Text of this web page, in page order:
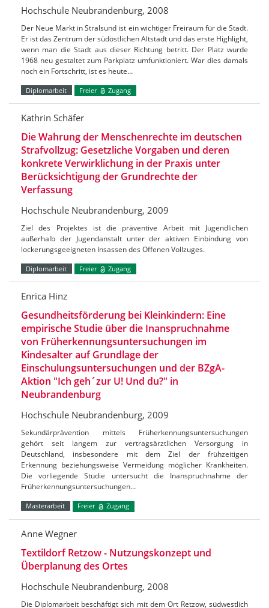
Hochschule Neubrandenburg, 2008
Der Neue Markt in Stralsund ist ein wichtiger Freiraum für die Stadt.
Er ist das Zentrum der südöstlichen Altstadt und das erste Highlight,
wenn man die Stadt aus dieser Richtung betritt. Der Platz wurde
1968 neu gestaltet zum Parkplatz umfunktioniert. War dies damals
noch ein Fortschritt, ist es heute…
Diplomarbeit Freier Zugang
Kathrin Schäfer
Die Wahrung der Menschenrechte im deutschen
Strafvollzug: Gesetzliche Vorgaben und deren
konkrete Verwirklichung in der Praxis unter
Berücksichtigung der Grundrechte der
Verfassung
Hochschule Neubrandenburg, 2009
Ziel des Projektes ist die präventive Arbeit mit Jugendlichen
außerhalb der Jugendanstalt unter der aktiven Einbindung von
lockerungsgeeigneten Insassen des Offenen Vollzuges.
Diplomarbeit Freier Zugang
Enrica Hinz
Gesundheitsförderung bei Kleinkindern: Eine
empirische Studie über die Inanspruchnahme
von Früherkennungsuntersuchungen im
Kindesalter auf Grundlage der
Einschulungsuntersuchungen und der BZgA-
Aktion "Ich geh´zur U! Und du?" in
Neubrandenburg
Hochschule Neubrandenburg, 2009
Sekundärprävention mittels Früherkennungsuntersuchungen
gehört seit langem zur vertragsärztlichen Versorgung in
Deutschland, insbesondere mit dem Ziel der frühzeitigen
Erkennung beziehungsweise Vermeidung möglicher Krankheiten.
Die vorliegende Studie untersucht die Inanspruchnahme der
Früherkennungsuntersuchungen…
Masterarbeit Freier Zugang
Anne Wegner
Textildorf Retzow - Nutzungskonzept und
Überplanung des Ortes
Hochschule Neubrandenburg, 2008
Die Diplomarbeit beschäftigt sich mit dem Ort Retzow, südwestlich